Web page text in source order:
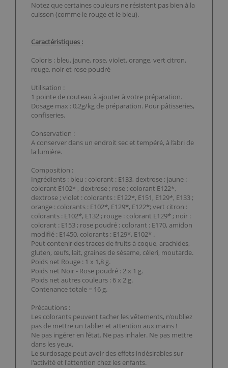
Notez que certaines couleurs ne résistent pas bien à la
cuisson (comme le rouge et le bleu).
Caractéristiques :
Coloris : bleu, jaune, rose, violet, orange, vert citron,
rouge, noir et rose poudré
Utilisation :
1 pointe de couteau à ajouter à votre préparation.
Dosage max : 0,2g/kg de préparation. Pour pâtisseries,
confiseries.
Conservation :
A conserver dans un endroit sec et tempéré, à l’abri de
la lumière.
Composition :
Ingrédients : bleu : colorant : E133, dextrose ; jaune :
colorant E102* , dextrose ; rose : colorant E122*,
dextrose ; violet : colorants : E122*, E151, E129*, E133 ;
orange : colorants : E102*, E129*, E122*; vert citron :
colorants : E102*, E132 ; rouge : colorant E129* ; noir :
colorant : E153 ; rose poudré : colorant : E170, amidon
modifié : E1450, colorants : E129*, E102* .
Peut contenir des traces de fruits à coque, arachides,
gluten, œufs, lait, graines de sésame, céleri, moutarde.
Poids net Rouge : 1 x 1,8 g.
Poids net Noir - Rose poudré : 2 x 1 g.
Poids net autres couleurs : 6 x 2 g.
Contenance totale = 16 g.
Précautions :
Les colorants peuvent tacher les vêtements, n’oubliez
pas de mettre un tablier et attention aux mains !
Ne pas ingérer en l’état. Ne pas inhaler. Ne pas mettre
dans les yeux.
Le surdosage peut avoir des effets indésirables sur
l'activité et l'attention chez les enfants.